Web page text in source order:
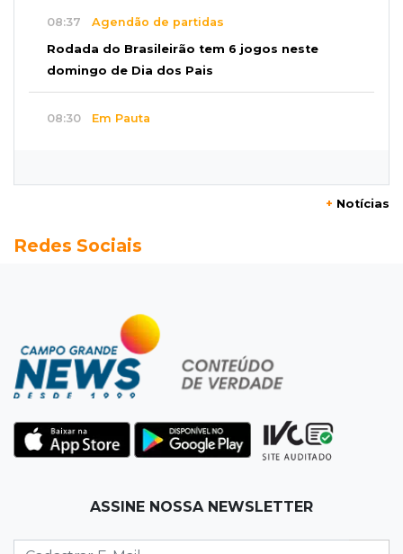
08:37 Agendão de partidas
Rodada do Brasileirão tem 6 jogos neste
domingo de Dia dos Pais
08:30 Em Pauta
que tinha com a filha em loja
Município de MS perde 58 mil hectares e R$ 12
milhões por mês com silvicultura
08:03Amambai
poste de energia elétrica
Campo Grande tem quatro interdições no
+ Notícias
Redes Sociais
ASSINE NOSSA NEWSLETTER